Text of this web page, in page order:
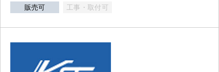
販売可 工事・取付可